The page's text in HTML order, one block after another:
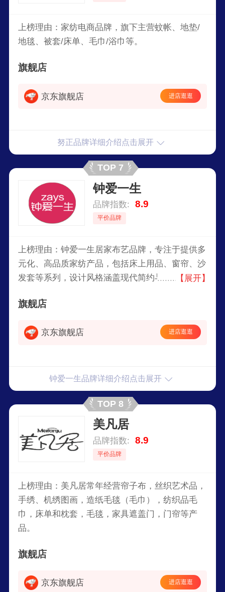
上榜理由：家纺电商品牌，旗下主营蚊帐、地垫/
地毯、被套/床单、毛巾/浴巾等。
旗舰店
京东旗舰店 进店逛逛
努正品牌详细介绍点击展开
TOP 7
钟爱一生
品牌指数: 8.9
平价品牌
上榜理由：钟爱一生居家布艺品牌，专注于提供多
元化、高品质家纺产品，包括床上用品、窗帘、沙
发套等系列，设计风格涵盖现代简约与温馨田园
界拥有良好口碑。
【展开】
旗舰店
京东旗舰店 进店逛逛
钟爱一生品牌详细介绍点击展开
TOP 8
美凡居
品牌指数: 8.9
平价品牌
上榜理由：美凡居常年经营帘子布，丝织艺术品，
手绣、机绣图画，造纸毛毯（毛巾），纺织品毛
巾，床单和枕套，毛毯，家具遮盖门，门帘等产
品。
旗舰店
京东旗舰店 进店逛逛